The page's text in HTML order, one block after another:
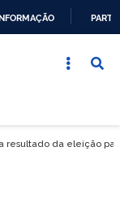
resultado da eleição